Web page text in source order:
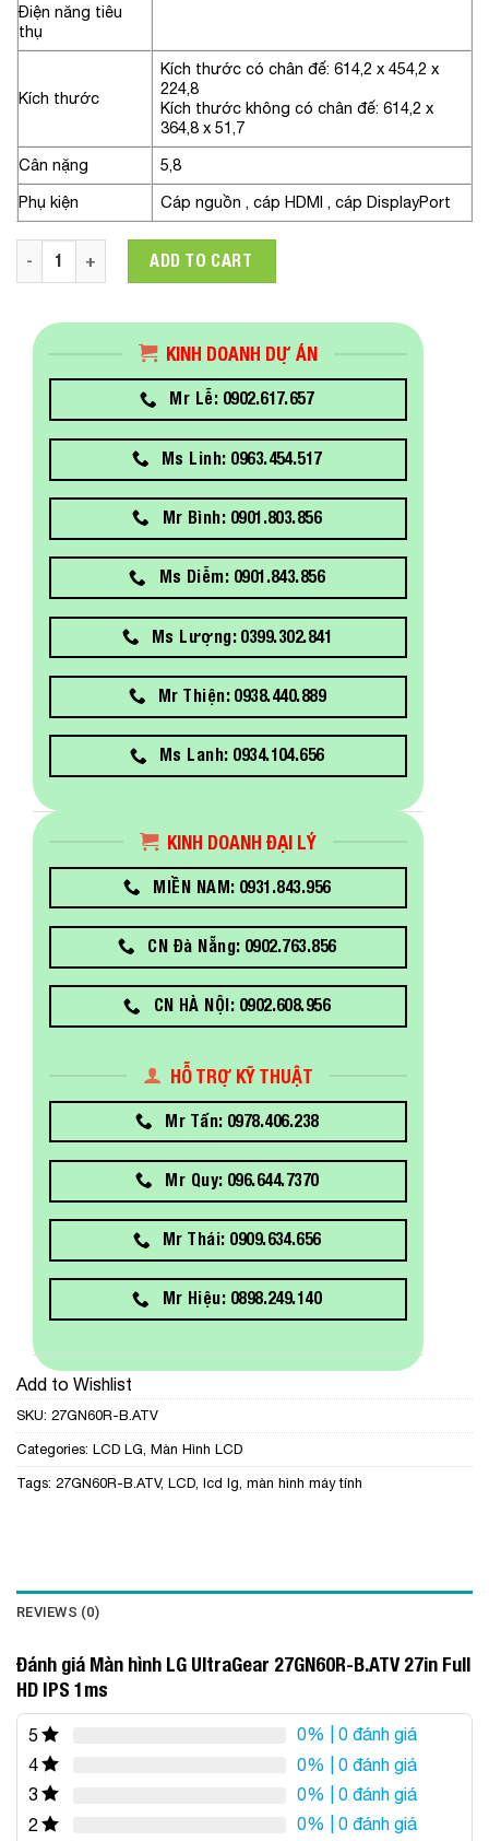
Điện năng tiêu
thụ
Kích thước
Kích thước có chân đế: 614,2 x 454,2 x
224,8
Kích thước không có chân đế: 614,2 x
364,8 x 51,7
Cân nặng
5,8
Phụ kiện
Cáp nguồn , cáp HDMI , cáp DisplayPort
Màn hình LG UltraGear 27GN60R-B.ATV 27in Full HD IPS
ADD TO CART
KINH DOANH DỰ ÁN
Mr Lễ: 0902.617.657
Ms Linh: 0963.454.517
Mr Bình: 0901.803.856
Ms Diễm: 0901.843.856
Ms Lượng: 0399.302.841
Mr Thiện: 0938.440.889
Ms Lanh: 0934.104.656
KINH DOANH ĐẠI LÝ
MIỀN NAM: 0931.843.956
CN Đà Nẵng: 0902.763.856
CN HÀ NỘI: 0902.608.956
HỖ TRỢ KỸ THUẬT
Mr Tấn: 0978.406.238
Mr Quy: 096.644.7370
Mr Thái: 0909.634.656
Mr Hiệu: 0898.249.140
Add to Wishlist
SKU: 27GN60R-B.ATV
Categories: LCD LG Màn Hình LCD
Tags: 27GN60R-B.ATV, LCD lcd lg màn hình máy tính
REVIEWS (0)
Đánh giá Màn hình LG UltraGear 27GN60R-B.ATV 27in Full
HD IPS 1ms
5 0% | 0 đánh giá
4
0% | 0 đánh giá
3
0% | 0 đánh giá
2
0% | 0 đánh giá